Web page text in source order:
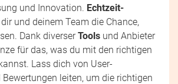
und Innovation. Echtzeit-
und deinem Team die Chance,
Dank diverserTools und Anbieter
für das, was du mit den richtigen
Lass dich von User-
leiten, um die richtigen